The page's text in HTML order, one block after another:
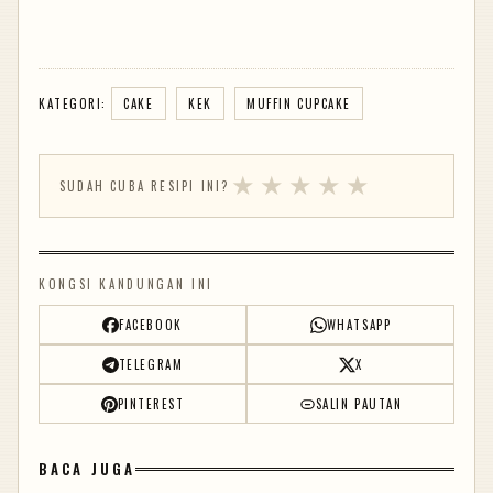
KATEGORI: CAKE KEK MUFFIN CUPCAKE
SUDAH CUBA RESIPI INI? ★ ★ ★ ★ ★
KONGSI KANDUNGAN INI
FACEBOOK WHATSAPP
TELEGRAM X
PINTEREST SALIN PAUTAN
BACA JUGA